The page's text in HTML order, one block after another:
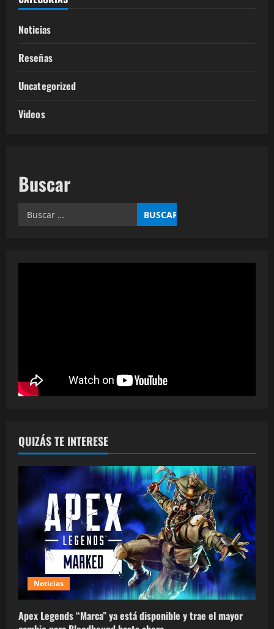
Noticias
Reseñas
Uncategorized
Videos
Buscar
QUIZÁS TE INTERESE
Noticias
Apex Legends “Marca” ya está disponible y trae el mayor